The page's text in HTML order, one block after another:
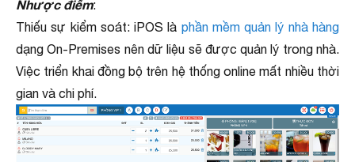
Nhược điểm:
Thiếu sự kiểm soát: iPOS là phần mềm quản lý nhà hàng
dạng On-Premises nên dữ liệu sẽ được quản lý trong nhà.
Việc triển khai đồng bộ trên hệ thống online mất nhiều thời
gian và chi phí.